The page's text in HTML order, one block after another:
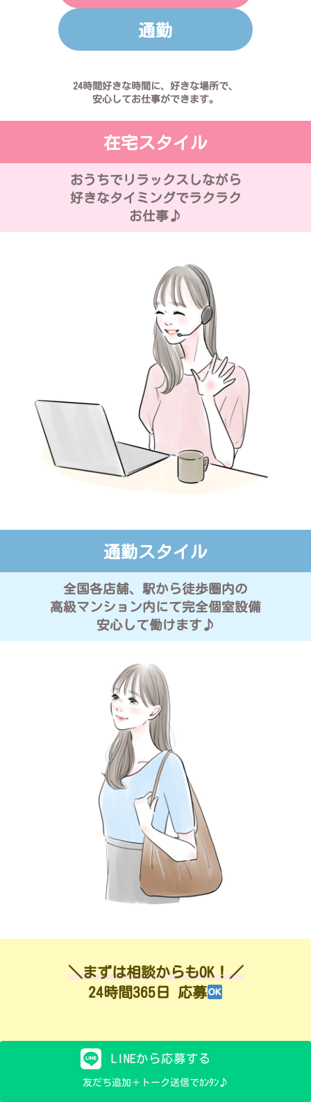
通勤
24時間好きな時間に、好きな場所で、
安心してお仕事ができます。
在宅スタイル
おうちでリラックスしながら
好きなタイミングでラクラク
お仕事♪
通勤スタイル
全国各店舗、駅から徒歩圏内の
高級マンション内にて完全個室設備
安心して働けます♪
＼まずは相談からもOK！／
24時間365日 応募
LINEから応募する
友だち追加＋トーク送信でｶﾝﾀﾝ♪